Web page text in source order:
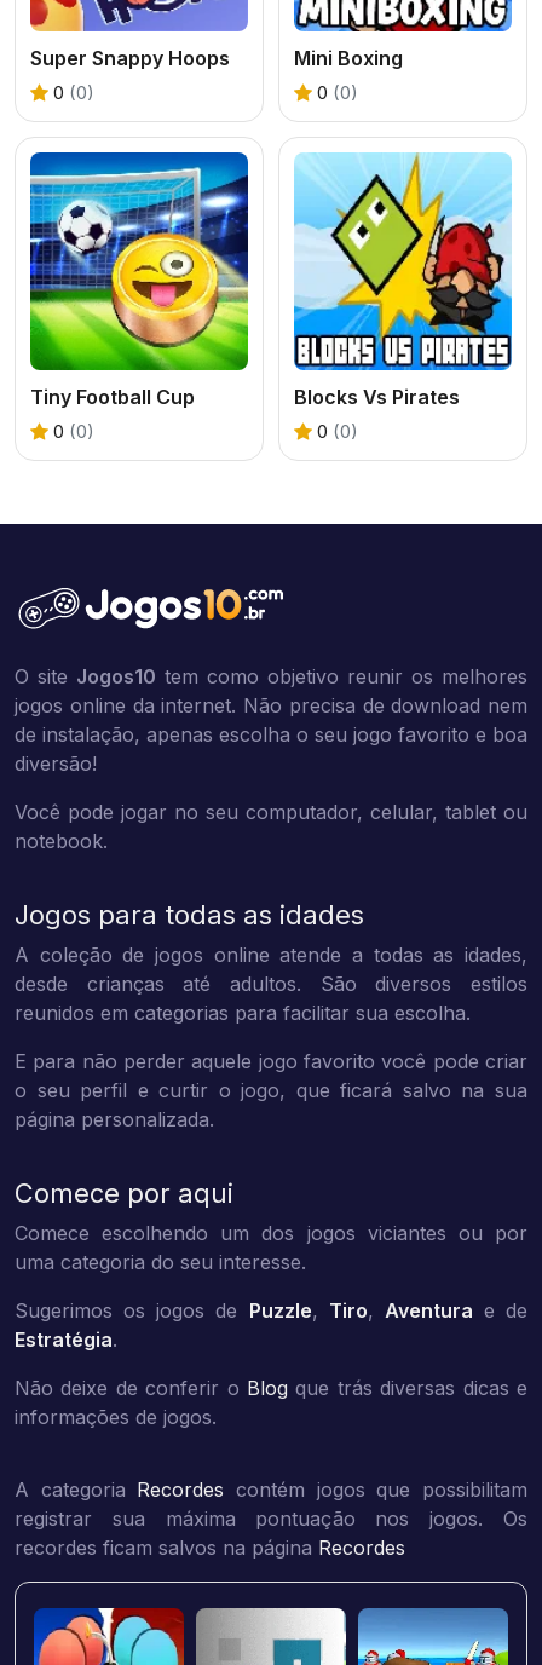
Super Snappy Hoops
0 (0)
Mini Boxing
0 (0)
Tiny Football Cup
0 (0)
Blocks Vs Pirates
0 (0)
O site Jogos10 tem como objetivo reunir os melhores
jogos online da internet. Não precisa de download nem
de instalação, apenas escolha o seu jogo favorito e boa
diversão!
Você pode jogar no seu computador, celular, tablet ou
notebook.
Jogos para todas as idades
A coleção de jogos online atende a todas as idades,
desde crianças até adultos. São diversos estilos
reunidos em categorias para facilitar sua escolha.
E para não perder aquele jogo favorito você pode criar
o seu perfil e curtir o jogo, que ficará salvo na sua
página personalizada.
Comece por aqui
Comece escolhendo um dos jogos viciantes ou por
uma categoria do seu interesse.
Sugerimos os jogos de Puzzle, Tiro, Aventura e de
Estratégia.
Não deixe de conferir o Blog que trás diversas dicas e
informações de jogos.
A categoria Recordes contém jogos que possibilitam
registrar sua máxima pontuação nos jogos. Os
recordes ficam salvos na página Recordes